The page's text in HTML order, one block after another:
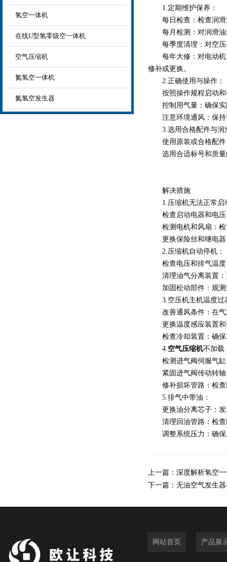
氢空一体机
在线U型氢零级空一体机
空气压缩机
氮氢空一体机
氮氢空发生器
1.定期维护保养：
每日检查：检查润滑
每月检测：对润滑油
每季度清理：对空压
每年大修：对电动机前
修补或更换。
2.正确使用与操作：
按照操作规程启动和
控制用气量：确保实
注意环境通风：保持
3.选用合格配件与润
使用原装或合格配件
选用合适标号和质量
解决措施
1.压缩机无法正常启
检查启动电器和电压
检测电机和风扇：检
更换保险丝和继电器
2.压缩机自动停机：
检查电压和排气温度
清理油气分离装置：
加固松动部件：观测
3.空压机主机温度过
改善通风条件：在气
更换温度感应装置和
检查冷却装置：确保
4.空气压缩机不加载
检测进气阀伺服气缸
紧固进气阀传动转轴
修补损坏管路：检查
5.排气中带油：
更换油分离芯子：发
清理回油管路：检查
调整系统压力：确保
上一篇： 深度解析氢空
下一篇： 无油空气发生
网站首页 产品展